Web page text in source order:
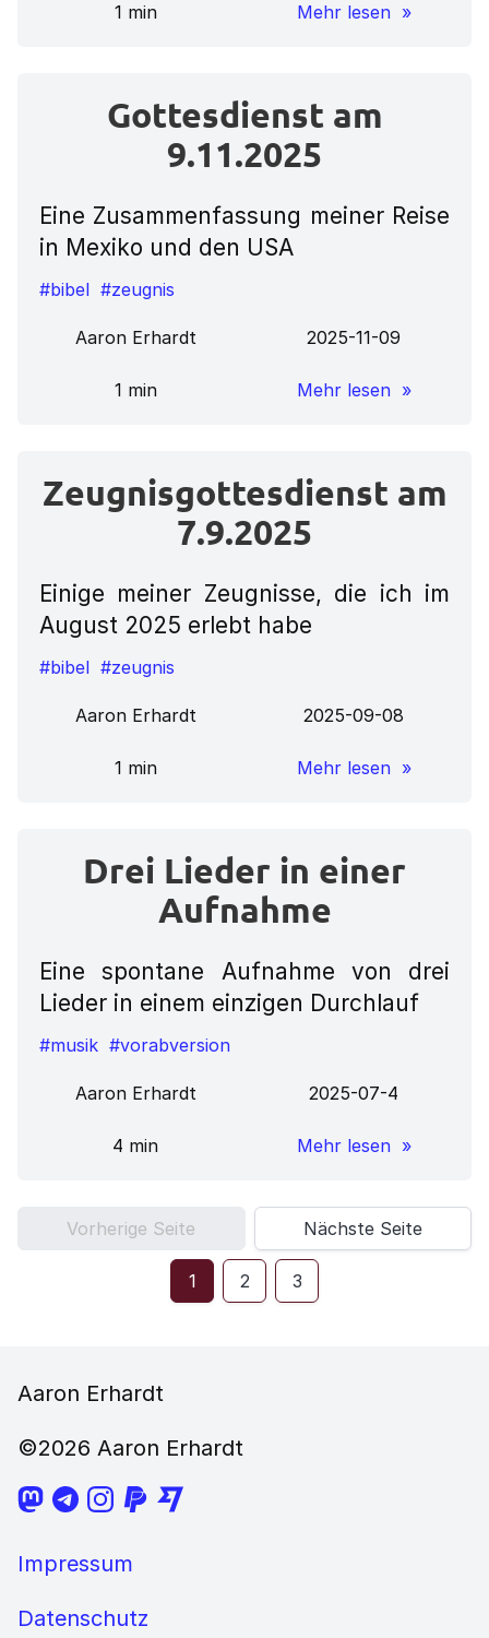
1 min Mehr lesen »
Gottesdienst am
9.11.2025
Eine Zusammenfassung meiner Reise
in Mexiko und den USA
#bibel #zeugnis
Aaron Erhardt 2025-11-09
1 min Mehr lesen »
Zeugnisgottesdienst am
7.9.2025
Einige meiner Zeugnisse, die ich im
August 2025 erlebt habe
#bibel #zeugnis
Aaron Erhardt 2025-09-08
1 min Mehr lesen »
Drei Lieder in einer
Aufnahme
Eine spontane Aufnahme von drei
Lieder in einem einzigen Durchlauf
#musik #vorabversion
Aaron Erhardt 2025-07-4
4 min Mehr lesen »
Vorherige Seite Nächste Seite
1 2 3
Aaron Erhardt
©2026 Aaron Erhardt
Impressum
Datenschutz